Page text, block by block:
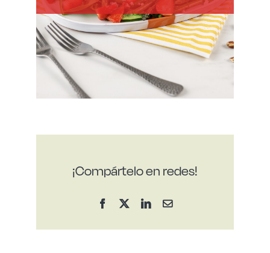
¡Compártelo en redes!
Facebook
X LinkedInCorreo